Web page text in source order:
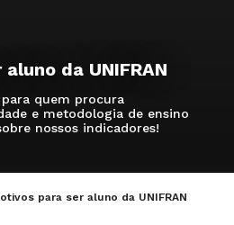
da UNIFRAN
quem procura
e metodologia de ensino
nossos indicadores!
para ser aluno da UNIFRAN